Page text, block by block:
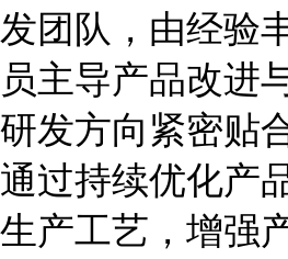
发团队，由经验
员主导产品改进
研发方向紧密贴
通过持续优化产
生产工艺，增强